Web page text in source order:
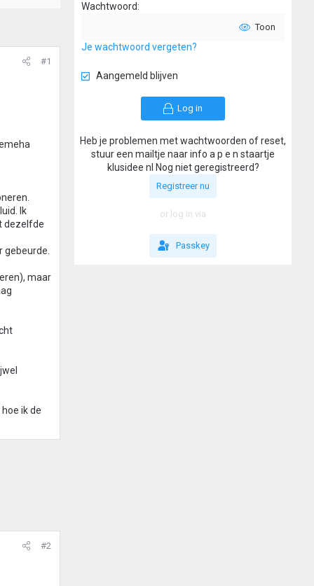
#1
Ik
dezelfde
maar
ik de
#2
Wachtwoord
Toon
Je wachtwoord vergeten?
Aangemeld blijven
Log in
Heb je problemen met wachtwoorden of reset,
stuur een mailtje naar info a p e n staartje
klusidee nl Nog niet geregistreerd?
Registreer nu
or log in via
Passkey